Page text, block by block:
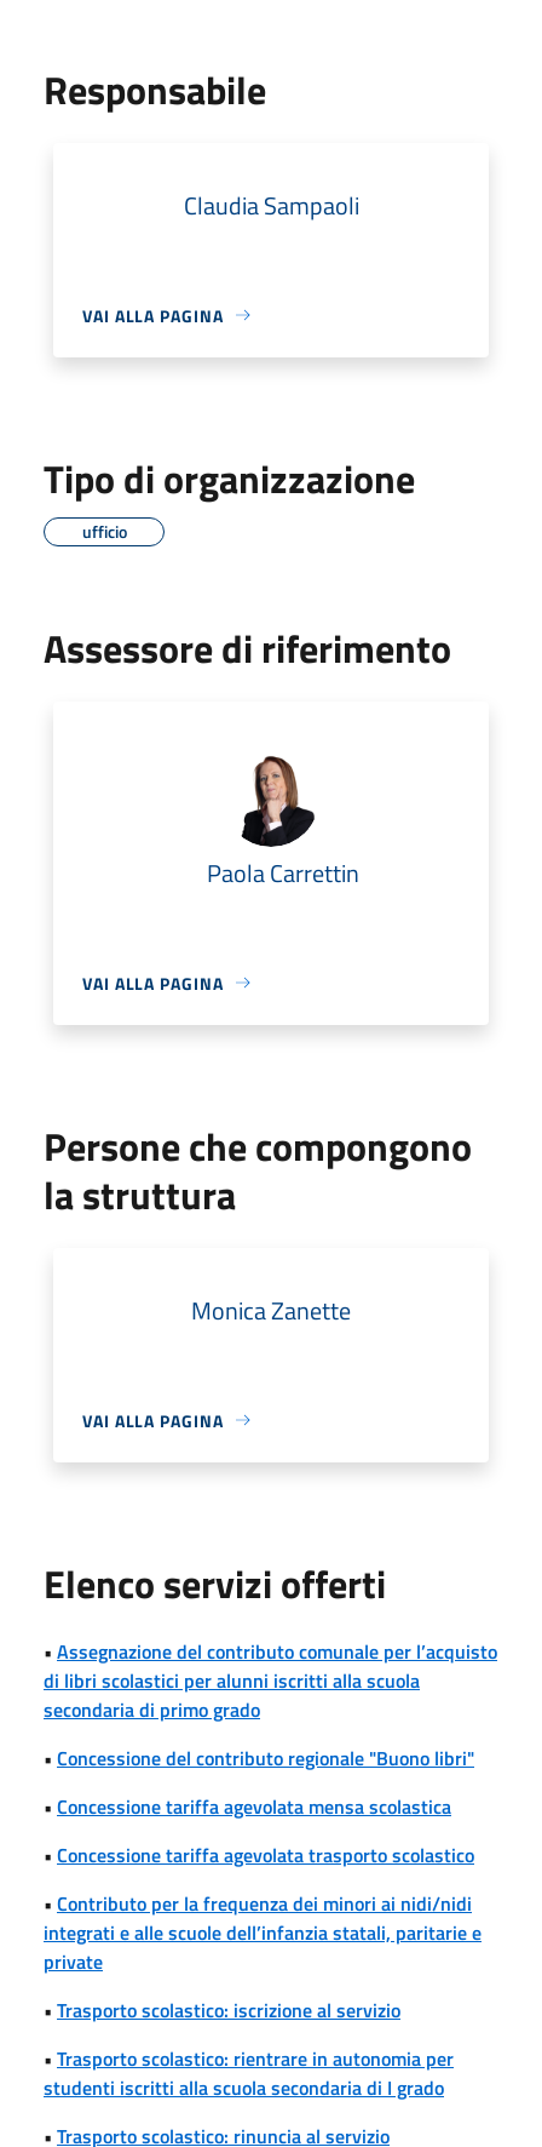
Responsabile
Claudia Sampaoli
VAI ALLA PAGINA
Tipo di organizzazione
ufficio
Assessore di riferimento
Paola Carrettin
VAI ALLA PAGINA
Persone che compongono
la struttura
Monica Zanette
VAI ALLA PAGINA
Elenco servizi offerti
• Assegnazione del contributo comunale per l’acquisto
di libri scolastici per alunni iscritti alla scuola
secondaria di primo grado
• Concessione del contributo regionale "Buono libri"
• Concessione tariffa agevolata mensa scolastica
• Concessione tariffa agevolata trasporto scolastico
• Contributo per la frequenza dei minori ai nidi/nidi
integrati e alle scuole dell’infanzia statali, paritarie e
private
• Trasporto scolastico: iscrizione al servizio
• Trasporto scolastico: rientrare in autonomia per
studenti iscritti alla scuola secondaria di I grado
• Trasporto scolastico: rinuncia al servizio